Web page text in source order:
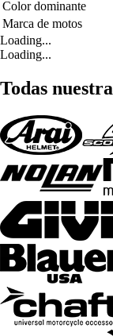
Color dominante
Marca de motos
Loading...
Loading...
Todas